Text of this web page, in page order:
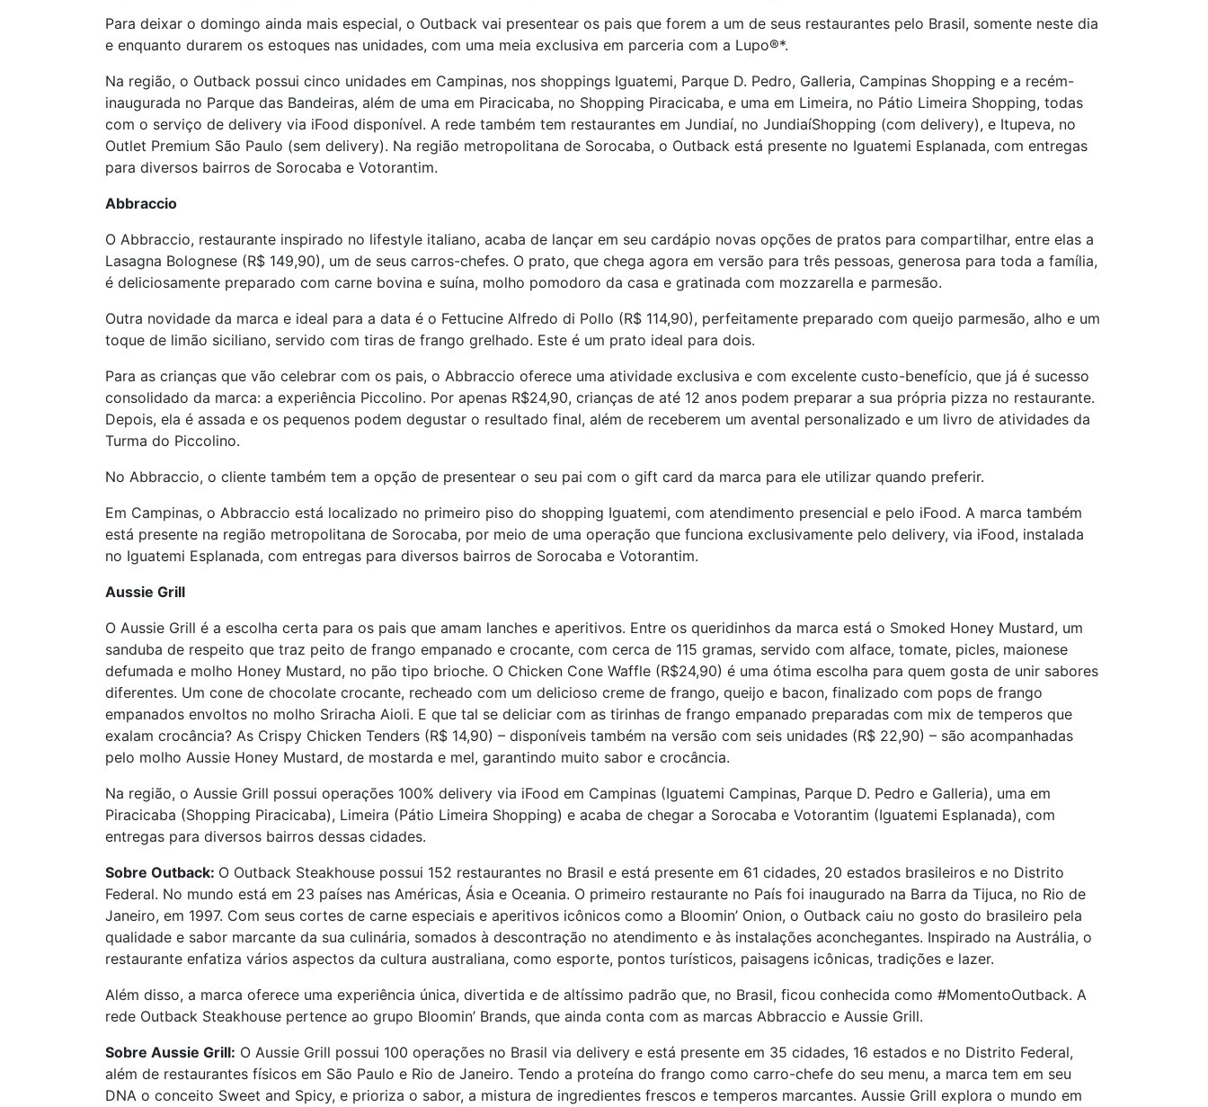
Para deixar o domingo ainda mais especial, o Outback vai presentear os pais que forem a um de seus restaurantes pelo Brasil, somente neste dia
e enquanto durarem os estoques nas unidades, com uma meia exclusiva em parceria com a Lupo®️*.
Na região, o Outback possui cinco unidades em Campinas, nos shoppings Iguatemi, Parque D. Pedro, Galleria, Campinas Shopping e a recém-
inaugurada no Parque das Bandeiras, além de uma em Piracicaba, no Shopping Piracicaba, e uma em Limeira, no Pátio Limeira Shopping, todas
com o serviço de delivery via iFood disponível. A rede também tem restaurantes em Jundiaí, no JundiaíShopping (com delivery), e Itupeva, no
Outlet Premium São Paulo (sem delivery). Na região metropolitana de Sorocaba, o Outback está presente no Iguatemi Esplanada, com entregas
para diversos bairros de Sorocaba e Votorantim.
Abbraccio
O Abbraccio, restaurante inspirado no lifestyle italiano, acaba de lançar em seu cardápio novas opções de pratos para compartilhar, entre elas a
Lasagna Bolognese (R$ 149,90), um de seus carros-chefes. O prato, que chega agora em versão para três pessoas, generosa para toda a família,
é deliciosamente preparado com carne bovina e suína, molho pomodoro da casa e gratinada com mozzarella e parmesão.
Outra novidade da marca e ideal para a data é o Fettucine Alfredo di Pollo (R$ 114,90), perfeitamente preparado com queijo parmesão, alho e um
toque de limão siciliano, servido com tiras de frango grelhado. Este é um prato ideal para dois.
Para as crianças que vão celebrar com os pais, o Abbraccio oferece uma atividade exclusiva e com excelente custo-benefício, que já é sucesso
consolidado da marca: a experiência Piccolino. Por apenas R$24,90, crianças de até 12 anos podem preparar a sua própria pizza no restaurante.
Depois, ela é assada e os pequenos podem degustar o resultado final, além de receberem um avental personalizado e um livro de atividades da
Turma do Piccolino.
No Abbraccio, o cliente também tem a opção de presentear o seu pai com o gift card da marca para ele utilizar quando preferir.
Em Campinas, o Abbraccio está localizado no primeiro piso do shopping Iguatemi, com atendimento presencial e pelo iFood. A marca também
está presente na região metropolitana de Sorocaba, por meio de uma operação que funciona exclusivamente pelo delivery, via iFood, instalada
no Iguatemi Esplanada, com entregas para diversos bairros de Sorocaba e Votorantim.
Aussie Grill
O Aussie Grill é a escolha certa para os pais que amam lanches e aperitivos. Entre os queridinhos da marca está o Smoked Honey Mustard, um
sanduba de respeito que traz peito de frango empanado e crocante, com cerca de 115 gramas, servido com alface, tomate, picles, maionese
defumada e molho Honey Mustard, no pão tipo brioche. O Chicken Cone Waffle (R$24,90) é uma ótima escolha para quem gosta de unir sabores
diferentes. Um cone de chocolate crocante, recheado com um delicioso creme de frango, queijo e bacon, finalizado com pops de frango
empanados envoltos no molho Sriracha Aioli. E que tal se deliciar com as tirinhas de frango empanado preparadas com mix de temperos que
exalam crocância? As Crispy Chicken Tenders (R$ 14,90) – disponíveis também na versão com seis unidades (R$ 22,90) – são acompanhadas
pelo molho Aussie Honey Mustard, de mostarda e mel, garantindo muito sabor e crocância.
Na região, o Aussie Grill possui operações 100% delivery via iFood em Campinas (Iguatemi Campinas, Parque D. Pedro e Galleria), uma em
Piracicaba (Shopping Piracicaba), Limeira (Pátio Limeira Shopping) e acaba de chegar a Sorocaba e Votorantim (Iguatemi Esplanada), com
entregas para diversos bairros dessas cidades.
Sobre Outback: O Outback Steakhouse possui 152 restaurantes no Brasil e está presente em 61 cidades, 20 estados brasileiros e no Distrito
Federal. No mundo está em 23 países nas Américas, Ásia e Oceania. O primeiro restaurante no País foi inaugurado na Barra da Tijuca, no Rio de
Janeiro, em 1997. Com seus cortes de carne especiais e aperitivos icônicos como a Bloomin’ Onion, o Outback caiu no gosto do brasileiro pela
qualidade e sabor marcante da sua culinária, somados à descontração no atendimento e às instalações aconchegantes. Inspirado na Austrália, o
restaurante enfatiza vários aspectos da cultura australiana, como esporte, pontos turísticos, paisagens icônicas, tradições e lazer.
Além disso, a marca oferece uma experiência única, divertida e de altíssimo padrão que, no Brasil, ficou conhecida como #MomentoOutback. A
rede Outback Steakhouse pertence ao grupo Bloomin’ Brands, que ainda conta com as marcas Abbraccio e Aussie Grill.
Sobre Aussie Grill: O Aussie Grill possui 100 operações no Brasil via delivery e está presente em 35 cidades, 16 estados e no Distrito Federal,
além de restaurantes físicos em São Paulo e Rio de Janeiro. Tendo a proteína do frango como carro-chefe do seu menu, a marca tem em seu
DNA o conceito Sweet and Spicy, e prioriza o sabor, a mistura de ingredientes frescos e temperos marcantes. Aussie Grill explora o mundo em